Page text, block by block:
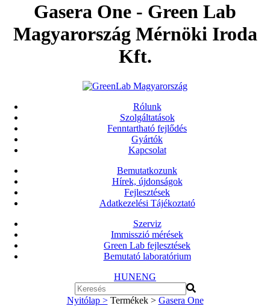
Gasera One - Green Lab
Magyarország Mérnöki Iroda
Kft.
Rólunk
Szolgáltatások
Fenntartható fejlődés
Gyártók
Kapcsolat
Bemutatkozunk
Hírek, újdonságok
Fejlesztések
Adatkezelési Tájékoztató
Szerviz
Immisszió mérések
Green Lab fejlesztések
Bemutató laboratórium
HUNENG
Nyitólap > Termékek > Gasera One